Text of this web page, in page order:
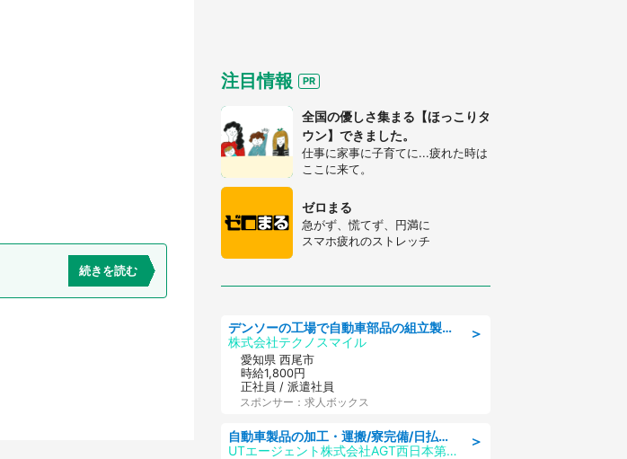
続きを読む
注目情報
全国の優しさ集まる【ほっこりタ
ウン】できました。
仕事に家事に子育てに...疲れた時は
ここに来て。
ゼロまる
急がず、慌てず、円満に
スマホ疲れのストレッチ
＞
デンソーの工場で自動車部品の組立製造/denso aichi
株式会社テクノスマイル
愛知県 西尾市
時給1,800円
正社員 / 派遣社員
スポンサー：求人ボックス
＞
自動車製品の加工・運搬/寮完備/日払い/工場・製造
UTエージェント株式会社AGT西日本第二CU